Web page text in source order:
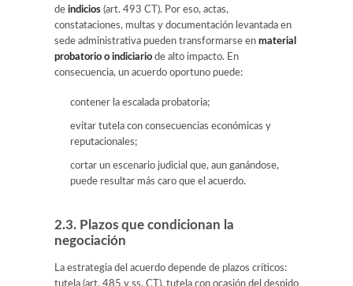
de indicios (art. 493 CT). Por eso, actas,
constataciones, multas y documentación levantada en
sede administrativa pueden transformarse en material
probatorio o indiciario de alto impacto. En
consecuencia, un acuerdo oportuno puede:
contener la escalada probatoria;
evitar tutela con consecuencias económicas y
reputacionales;
cortar un escenario judicial que, aun ganándose,
puede resultar más caro que el acuerdo.
2.3. Plazos que condicionan la
negociación
La estrategia del acuerdo depende de plazos críticos: